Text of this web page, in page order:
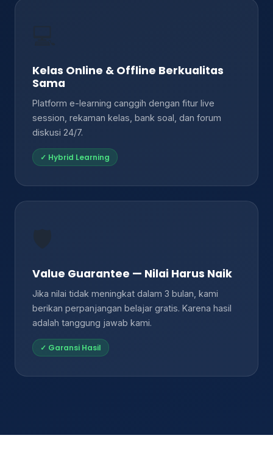
Kelas Online & Offline Berkualitas
Sama
Platform e-learning canggih dengan fitur live
session, rekaman kelas, bank soal, dan forum
diskusi 24/7.
✓ Hybrid Learning
Value Guarantee — Nilai Harus Naik
Jika nilai tidak meningkat dalam 3 bulan, kami
berikan perpanjangan belajar gratis. Karena hasil
adalah tanggung jawab kami.
✓ Garansi Hasil